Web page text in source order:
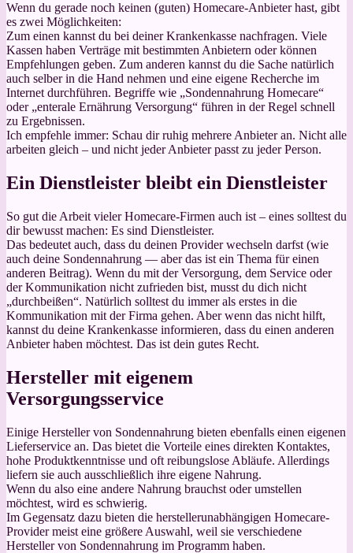
Wenn du gerade noch keinen (guten) Homecare-Anbieter hast, gibt
es zwei Möglichkeiten:
Zum einen kannst du bei deiner Krankenkasse nachfragen. Viele
Kassen haben Verträge mit bestimmten Anbietern oder können
Empfehlungen geben. Zum anderen kannst du die Sache natürlich
auch selber in die Hand nehmen und eine eigene Recherche im
Internet durchführen. Begriffe wie „Sondennahrung Homecare“
oder „enterale Ernährung Versorgung“ führen in der Regel schnell
zu Ergebnissen.
Ich empfehle immer: Schau dir ruhig mehrere Anbieter an. Nicht alle
arbeiten gleich – und nicht jeder Anbieter passt zu jeder Person.
Ein Dienstleister bleibt ein Dienstleister
So gut die Arbeit vieler Homecare-Firmen auch ist – eines solltest du
dir bewusst machen: Es sind Dienstleister.
Das bedeutet auch, dass du deinen Provider wechseln darfst (wie
auch deine Sondennahrung — aber das ist ein Thema für einen
anderen Beitrag). Wenn du mit der Versorgung, dem Service oder
der Kommunikation nicht zufrieden bist, musst du dich nicht
„durchbeißen“. Natürlich solltest du immer als erstes in die
Kommunikation mit der Firma gehen. Aber wenn das nicht hilft,
kannst du deine Krankenkasse informieren, dass du einen anderen
Anbieter haben möchtest. Das ist dein gutes Recht.
Hersteller mit eigenem
Versorgungsservice
Einige Hersteller von Sondennahrung bieten ebenfalls einen eigenen
Lieferservice an. Das bietet die Vorteile eines direkten Kontaktes,
hohe Produktkenntnisse und oft reibungslose Abläufe. Allerdings
liefern sie auch ausschließlich ihre eigene Nahrung.
Wenn du also eine andere Nahrung brauchst oder umstellen
möchtest, wird es schwierig.
Im Gegensatz dazu bieten die herstellerunabhängigen Homecare-
Provider meist eine größere Auswahl, weil sie verschiedene
Hersteller von Sondennahrung im Programm haben.